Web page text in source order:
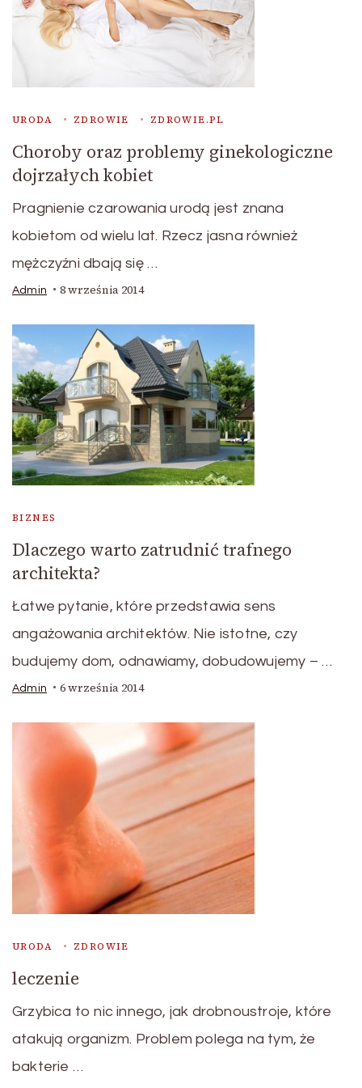
URODA ZDROWIE ZDROWIE.PL
Choroby oraz problemy ginekologiczne
dojrzałych kobiet
Pragnienie czarowania urodą jest znana
kobietom od wielu lat. Rzecz jasna również
mężczyźni dbają się …
Admin 8 września 2014
BIZNES
Dlaczego warto zatrudnić trafnego
architekta?
Łatwe pytanie, które przedstawia sens
angażowania architektów. Nie istotne, czy
budujemy dom, odnawiamy, dobudowujemy – …
Admin 6 września 2014
URODA ZDROWIE
leczenie
Grzybica to nic innego, jak drobnoustroje, które
atakują organizm. Problem polega na tym, że
bakterie …